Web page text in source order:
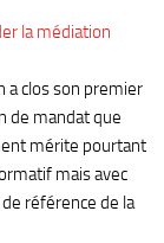
la médiation
a clos son premier
de mandat que
mérite pourtant
mais avec
référence de la